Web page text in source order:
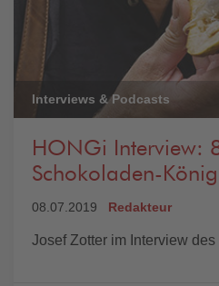
Interviews & Podcasts
HONGi Interview:
Schokoladen-
08.07.2019 Redakteur
Josef Zotter im Interview